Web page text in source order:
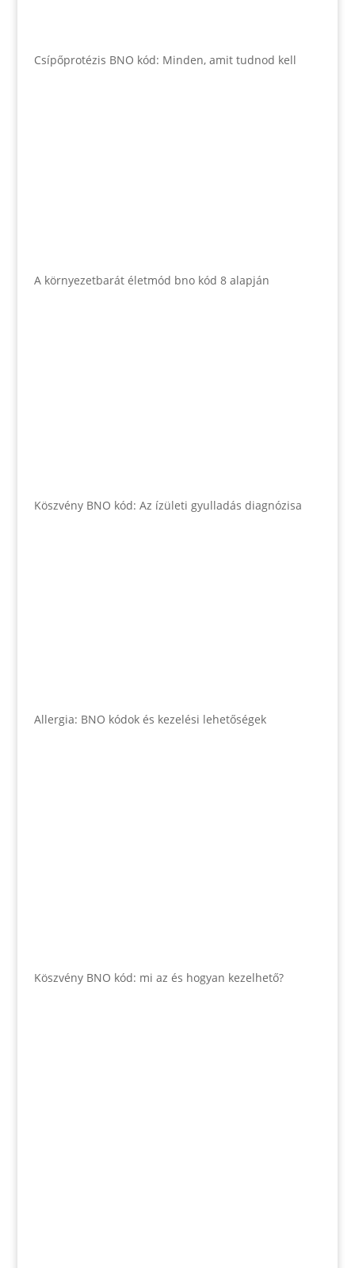
Csípőprotézis BNO kód: Minden, amit tudnod kell
A környezetbarát életmód bno kód 8 alapján
Köszvény BNO kód: Az ízületi gyulladás diagnózisa
Allergia: BNO kódok és kezelési lehetőségek
Köszvény BNO kód: mi az és hogyan kezelhető?